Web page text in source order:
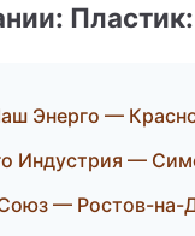
Энерго —
Индустрия —
— Ростов-на-